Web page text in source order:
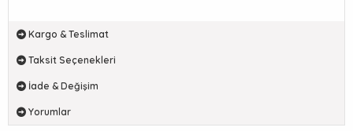
Kargo & Teslimat
Taksit Seçenekleri
İade & Değişim
Yorumlar